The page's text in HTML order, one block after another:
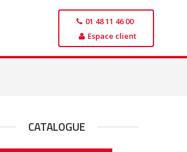
01 48 11 46 00
Espace client
CATALOGUE